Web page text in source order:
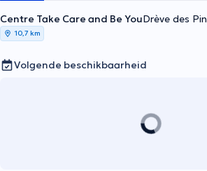
Centre Take Care and Be YouDrève des
10,7 km
Volgende beschikbaarheid